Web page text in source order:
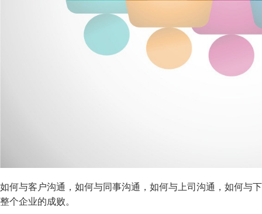
如何与客户沟通，如何与同事沟通，如何与上司沟通，如何与
整个企业的成败。